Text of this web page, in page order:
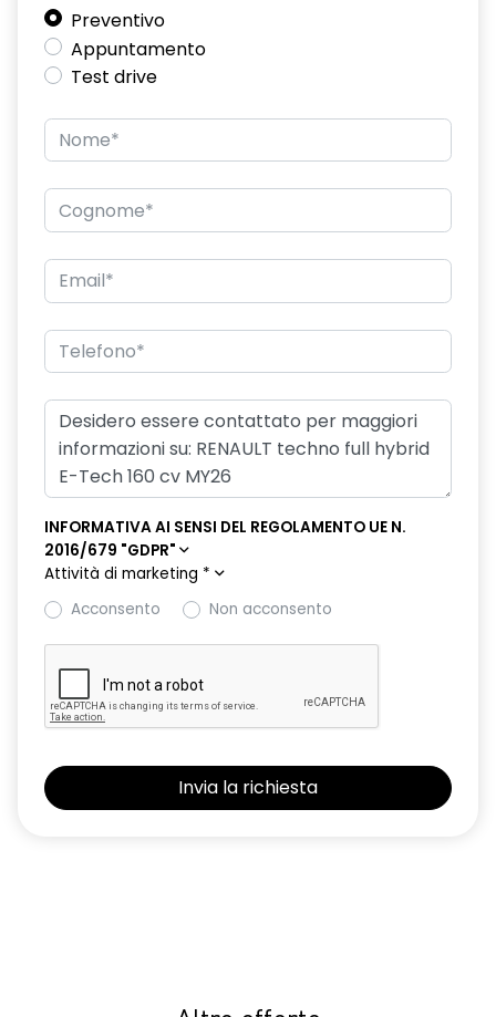
Preventivo
Appuntamento
Test drive
INFORMATIVA AI SENSI DEL REGOLAMENTO UE N.
2016/679 "GDPR"
Attività di marketing *
Acconsento
Non acconsento